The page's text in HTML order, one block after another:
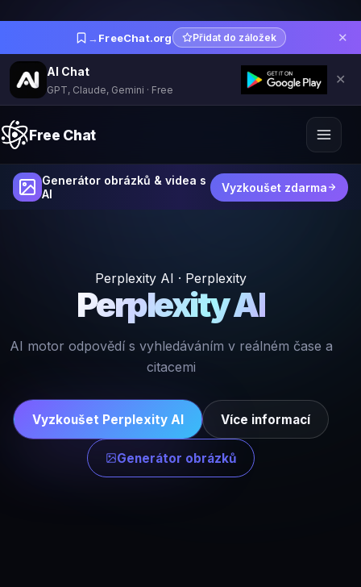
→ FreeChat.org Přidat do záložek ✕
AI Chat
GPT, Claude, Gemini · Free
✕
Free Chat
Generátor obrázků & videa s
AI
Vyzkoušet zdarma
Perplexity AI · Perplexity
Perplexity AI
AI motor odpovědí s vyhledáváním v reálném čase a
citacemi
Vyzkoušet Perplexity AI Více informací
Generátor obrázků